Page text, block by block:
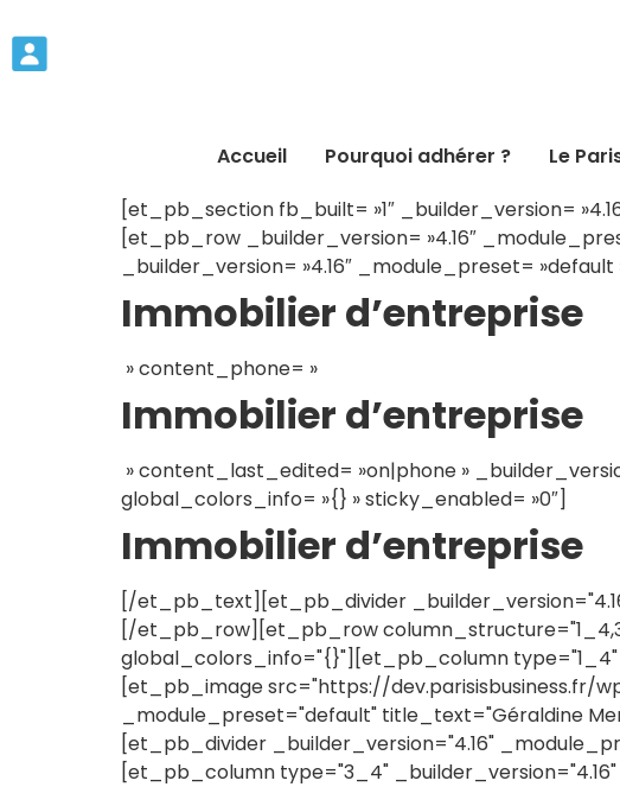
Accueil Pourquoi adhérer ? Le
[et_pb_section fb_built= »1″ _builder_version=
[et_pb_row _builder_version= »4.16″
_builder_version= »4.16″ _module_preset=
Immobilier d’entreprise
» content_phone= »
Immobilier d’entreprise
» content_last_edited= »on|phone »
global_colors_info= »{} » sticky_enabled= »0″]
Immobilier d’entreprise
[/et_pb_text][et_pb_divider
[/et_pb_row][et_pb_row
global_colors_info="{}"][et_pb_column
[et_pb_image src="https://dev.parisisbusiness.fr/
_module_preset="default" title_text="Géraldine
[et_pb_divider _builder_version="4.16"
[et_pb_column type="3_4"